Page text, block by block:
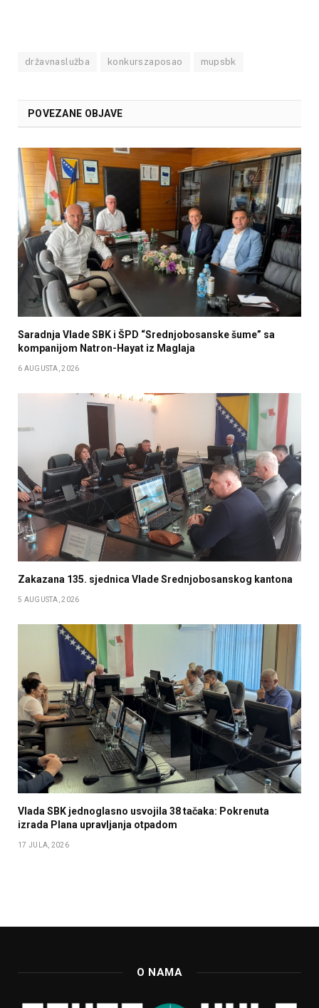
državnaslužba konkurszaposao mupsbk
POVEZANE OBJAVE
Saradnja Vlade SBK i ŠPD “Srednjobosanske šume” sa
kompanijom Natron-Hayat iz Maglaja
6 AUGUSTA, 2026
Zakazana 135. sjednica Vlade Srednjobosanskog kantona
5 AUGUSTA, 2026
Vlada SBK jednoglasno usvojila 38 tačaka: Pokrenuta
izrada Plana upravljanja otpadom
17 JULA, 2026
O NAMA